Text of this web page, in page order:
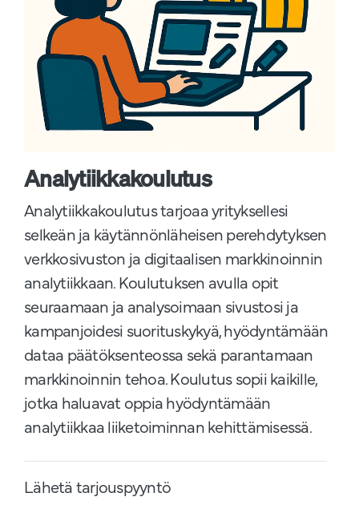
Analytiikkakoulutus
Analytiikkakoulutus tarjoaa yrityksellesi
selkeän ja käytännönläheisen perehdytyksen
verkkosivuston ja digitaalisen markkinoinnin
analytiikkaan. Koulutuksen avulla opit
seuraamaan ja analysoimaan sivustosi ja
kampanjoidesi suorituskykyä, hyödyntämään
dataa päätöksenteossa sekä parantamaan
markkinoinnin tehoa. Koulutus sopii kaikille,
jotka haluavat oppia hyödyntämään
analytiikkaa liiketoiminnan kehittämisessä.
Lähetä tarjouspyyntö